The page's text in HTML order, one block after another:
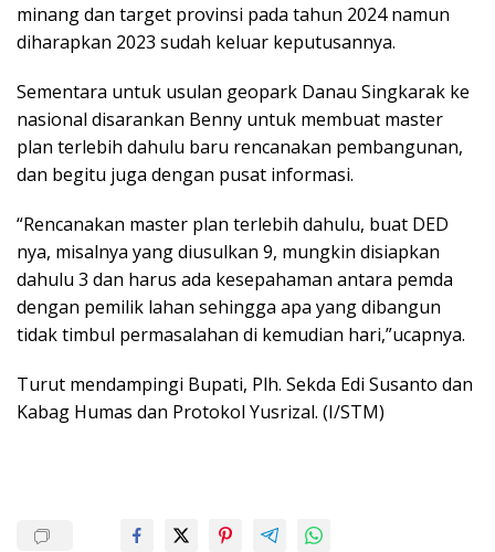
minang dan target provinsi pada tahun 2024 namun
diharapkan 2023 sudah keluar keputusannya.
Sementara untuk usulan geopark Danau Singkarak ke
nasional disarankan Benny untuk membuat master
plan terlebih dahulu baru rencanakan pembangunan,
dan begitu juga dengan pusat informasi.
“Rencanakan master plan terlebih dahulu, buat DED
nya, misalnya yang diusulkan 9, mungkin disiapkan
dahulu 3 dan harus ada kesepahaman antara pemda
dengan pemilik lahan sehingga apa yang dibangun
tidak timbul permasalahan di kemudian hari,”ucapnya.
Turut mendampingi Bupati, Plh. Sekda Edi Susanto dan
Kabag Humas dan Protokol Yusrizal. (I/STM)